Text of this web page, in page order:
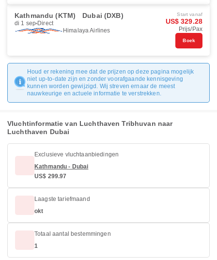
Kathmandu (KTM) Dubai (DXB)
di 1 sep Direct
Himalaya Airlines
Start vanaf
US$ 329.28
Prijs/Pax
Boek
Houd er rekening mee dat de prijzen op deze pagina mogelijk
niet up-to-date zijn en zonder voorafgaande kennisgeving
kunnen worden gewijzigd. Wij streven ernaar de meest
nauwkeurige en actuele informatie te verstrekken.
Vluchtinformatie van Luchthaven Tribhuvan naar
Luchthaven Dubai
Exclusieve vluchtaanbiedingen
Kathmandu - Dubai
US$ 299.97
Laagste tariefmaand
okt
Totaal aantal bestemmingen
1